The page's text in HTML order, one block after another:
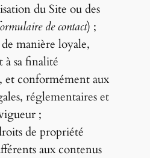
du Site ou des
de contact) ;
manière loyale,
sa finalité
et conformément aux
réglementaires et
;
de propriété
aux contenus